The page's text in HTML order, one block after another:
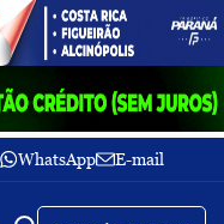
WhatsApp E-mail